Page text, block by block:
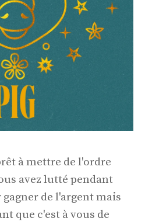
à mettre de l'ordre
avez lutté pendant
de l'argent mais
que c'est à vous de